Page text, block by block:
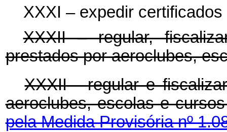
XXXI – expedir
XXXII – regular,
prestados por aeroclubes,
XXXII - regular e
aeroclubes, escolas e
pela Medida Provisória nº